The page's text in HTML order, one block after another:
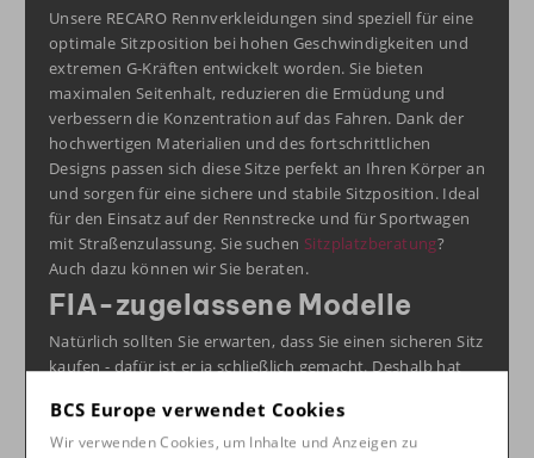
BCS Europe verwendet Cookies
Wir verwenden Cookies, um Inhalte und Anzeigen zu
Unsere RECARO Rennverkleidungen sind speziell für eine
optimale Sitzposition bei hohen Geschwindigkeiten und
extremen G-Kräften entwickelt worden. Sie bieten
maximalen Seitenhalt, reduzieren die Ermüdung und
verbessern die Konzentration auf das Fahren. Dank der
hochwertigen Materialien und des fortschrittlichen
Designs passen sich diese Sitze perfekt an Ihren Körper an
und sorgen für eine sichere und stabile Sitzposition. Ideal
für den Einsatz auf der Rennstrecke und für Sportwagen
mit Straßenzulassung. Sie suchen Sitzplatzberatung?
Auch dazu können wir Sie beraten.
FIA-zugelassene Modelle
Natürlich sollten Sie erwarten, dass Sie einen sicheren Sitz
kaufen - dafür ist er ja schließlich gemacht. Deshalb hat
Jahren. Das kleine Extra von RECARO liegt in der Passform.
Spartanische Sitze können in diesem Fall trotzdem